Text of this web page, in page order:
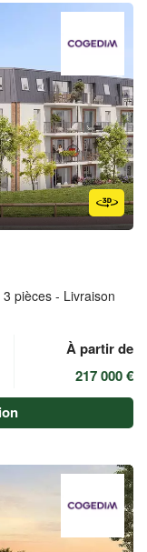
pièces - Livraison
À partir de
217 000 €